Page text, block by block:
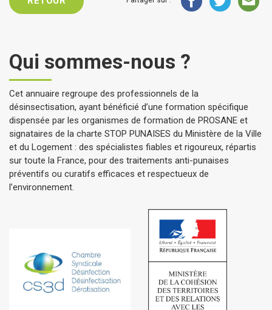
Qui sommes-nous ?
Cet annuaire regroupe des professionnels de la
désinsectisation, ayant bénéficié d’une formation spécifique
dispensée par les organismes de formation de PROSANE et
signataires de la charte STOP PUNAISES du Ministère de la Ville
et du Logement : des spécialistes fiables et rigoureux, répartis
sur toute la France, pour des traitements anti-punaises
préventifs ou curatifs efficaces et respectueux de
l’environnement.